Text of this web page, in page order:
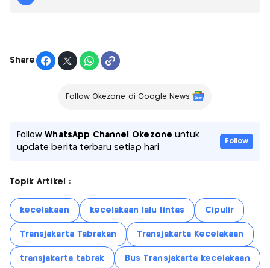
Share
Follow Okezone di Google News
FollowWhatsApp Channel Okezone untuk
update berita terbaru setiap hari
Follow
Topik Artikel :
kecelakaan kecelakaan lalu lintas Cipulir
Transjakarta Tabrakan Transjakarta Kecelakaan
transjakarta tabrak Bus Transjakarta kecelakaan